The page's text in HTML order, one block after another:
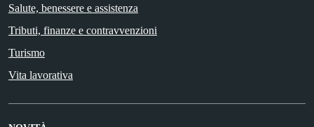
Salute, benessere e assistenza
Tributi, finanze e contravvenzioni
Turismo
Vita lavorativa